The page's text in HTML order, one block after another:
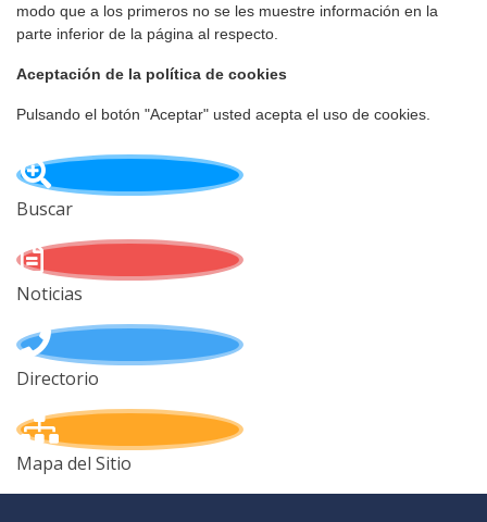
modo que a los primeros no se les muestre información en la
parte inferior de la página al respecto.
Aceptación de la política de cookies
Pulsando el botón "Aceptar" usted acepta el uso de cookies.
Buscar
Noticias
Directorio
Mapa del Sitio